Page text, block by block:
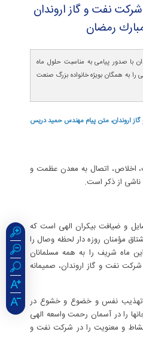
نفت و گاز اروندان
رمضان
با صدور پیامی به مناسبت حلول ماه
را به همگان بویژه خانواده بزرگ صنعت
اروندان، متن پیام مهندس حمید دریس
اخلاص، اتصال به معدن عظمت و
از ذکر است.
و ضیافت بیکران الهی است که
مؤمنان روزه دار لحظه وصال را
ماه شریف را به همه مسلمانان
نفت و گاز اروندان، صمیمانه
با تهذیب نفس و خضوع و خشوع در
را در آسمان رحمت واسعه الهی
و معنویت را در شرکت نفت و